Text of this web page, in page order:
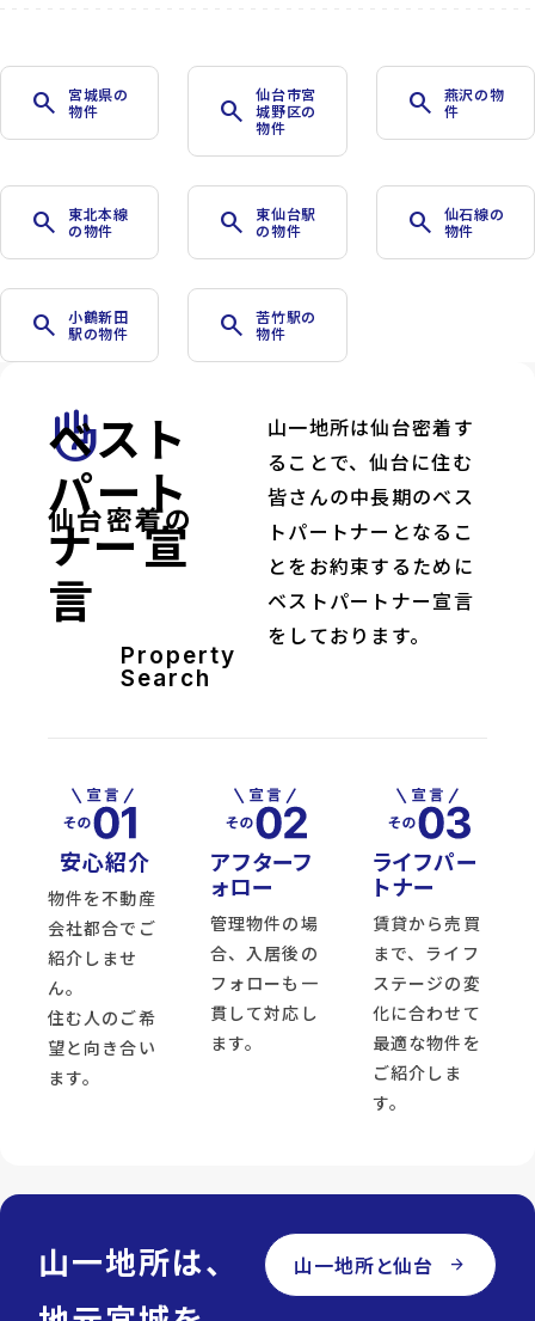
search
宮城県の
物件
search
仙台市宮
城野区の
物件
search
燕沢の物
件
search
東北本線
の物件
search
東仙台駅
の物件
search
仙石線の
物件
search
小鶴新田
駅の物件
search
苦竹駅の
物件
front_hand
仙台密着の
ベスト
パート
ナー宣
言
Property
Search
山一地所は仙台密着す
ることで、仙台に住む
皆さんの中長期のベス
トパートナーとなるこ
とをお約束するために
ベストパートナー宣言
をしております。
安心紹介
物件を不動産
会社都合でご
紹介しませ
ん。
住む人のご希
望と向き合い
ます。
アフターフ
ォロー
管理物件の場
合、入居後の
フォローも一
貫して対応し
ます。
ライフパー
トナー
賃貸から売買
まで、ライフ
ステージの変
化に合わせて
最適な物件を
ご紹介しま
す。
山一地所は、
山一地所と仙台 arrow_forward